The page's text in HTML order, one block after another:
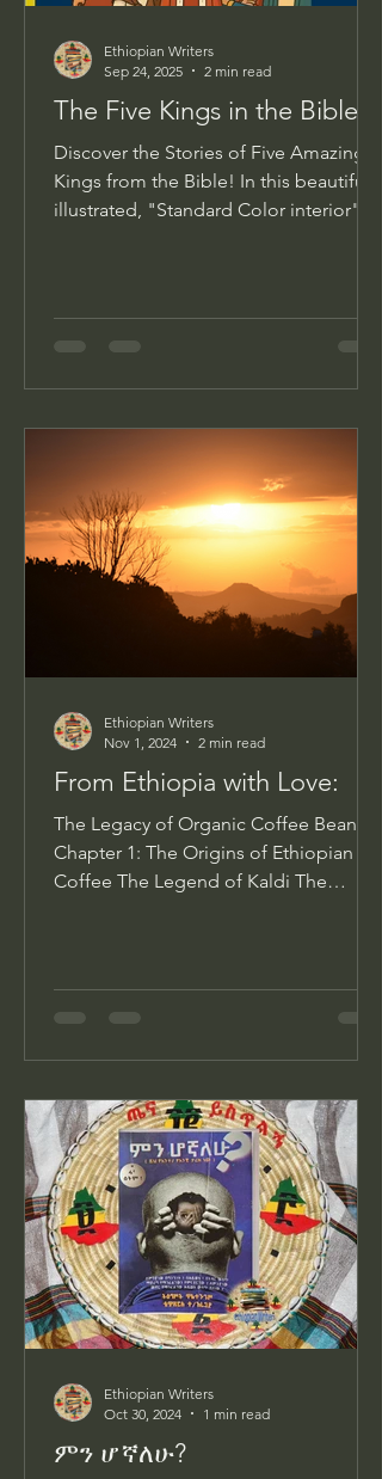
The Five Kings in the Bible
Discover the Stories of Five Amazing
Kings from the Bible! In this beautifully
illustrated, "Standard Color interior"
Ethiopian Writers
Sep 24, 2025
2 min read
From Ethiopia with Love:
The Legacy of Organic Coffee Beans
Chapter 1: The Origins of Ethiopian
Coffee The Legend of Kaldi The
Ethiopian Writers
Nov 1, 2024
2 min read
ምን ሆኛለሁ?
Ethiopian Writers
Oct 30, 2024
1 min read